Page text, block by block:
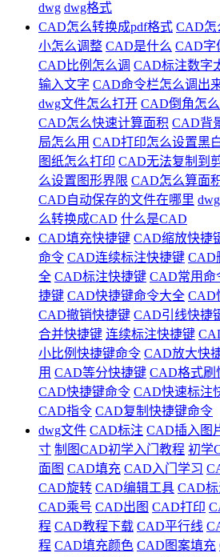
dwg dwg格式
CAD怎么转换成pdf格式 CAD怎
小怎么调整 CAD是什么 CAD字
CAD比例怎么调 CAD标注数字
输入文字 CAD命令栏怎么调出
dwg文件怎么打开 CAD倒角怎
CAD怎么快速计算面积 CAD背
局怎么用 CAD打印怎么设置黑
图纸怎么打印 CAD无法复制到
么设置图形界限 CAD怎么算面
CAD自动保存的文件在哪里
么转换成CAD 什么是CAD
CAD填充快捷键 CAD缩放快捷
命令 CAD连续标注快捷键 CAD
全 CAD标注快捷键 CAD常用命
捷键 CAD快捷键命令大全 CAD
CAD撤销快捷键 CAD引线快捷
合并快捷键 连续标注快捷键
小比例快捷键命令 CAD放大快
用 CAD等分快捷键 CAD格式刷
CAD快捷键命令 CAD快速标注
CAD指令 CAD复制快捷键命令
dwg文件 CAD标注 CAD插入图
寸 制图CAD初学入门教程 初学
面图 CAD填充 CAD入门学习
CAD旋转 CAD编辑工具 CAD
CAD乘号 CAD出图 CAD打印
程 CAD教程下载 CAD平行线
程 CAD填充颜色 CAD图案填充